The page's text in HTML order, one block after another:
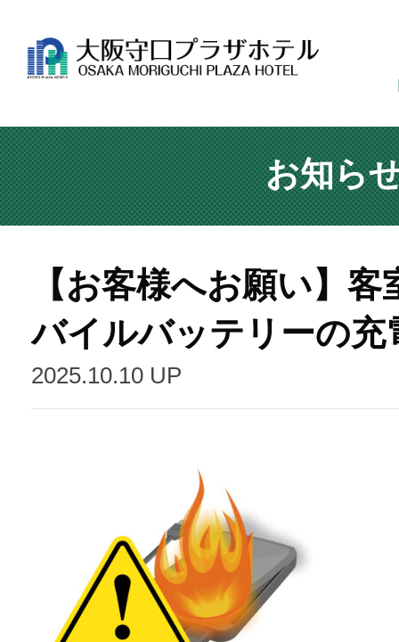
お知ら
【お客様へお願い】
バイルバッテリーの充
2025.10.10 UP